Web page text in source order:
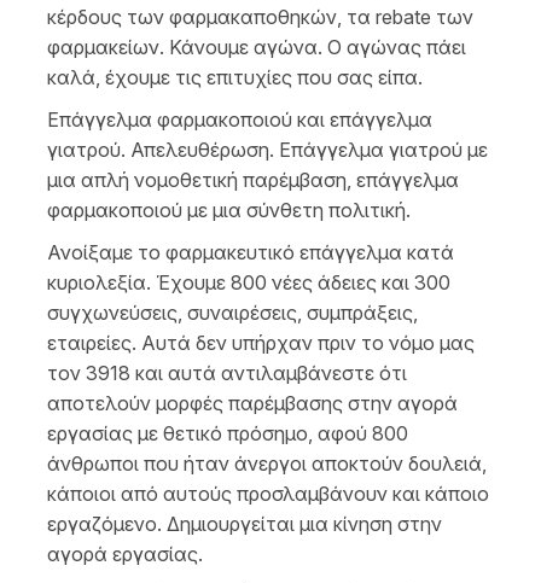
κέρδους των φαρμακαποθηκών, τα rebate των
φαρμακείων. Κάνουμε αγώνα. Ο αγώνας πάει
καλά, έχουμε τις επιτυχίες που σας είπα.
Επάγγελμα φαρμακοποιού και επάγγελμα
γιατρού. Απελευθέρωση. Επάγγελμα γιατρού με
μια απλή νομοθετική παρέμβαση, επάγγελμα
φαρμακοποιού με μια σύνθετη πολιτική.
Ανοίξαμε το φαρμακευτικό επάγγελμα κατά
κυριολεξία. Έχουμε 800 νέες άδειες και 300
συγχωνεύσεις, συναιρέσεις, συμπράξεις,
εταιρείες. Αυτά δεν υπήρχαν πριν το νόμο μας
τον 3918 και αυτά αντιλαμβάνεστε ότι
αποτελούν μορφές παρέμβασης στην αγορά
εργασίας με θετικό πρόσημο, αφού 800
άνθρωποι που ήταν άνεργοι αποκτούν δουλειά,
κάποιοι από αυτούς προσλαμβάνουν και κάποιο
εργαζόμενο. Δημιουργείται μια κίνηση στην
αγορά εργασίας.